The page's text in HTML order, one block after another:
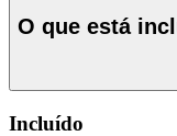
O que está
Incluído